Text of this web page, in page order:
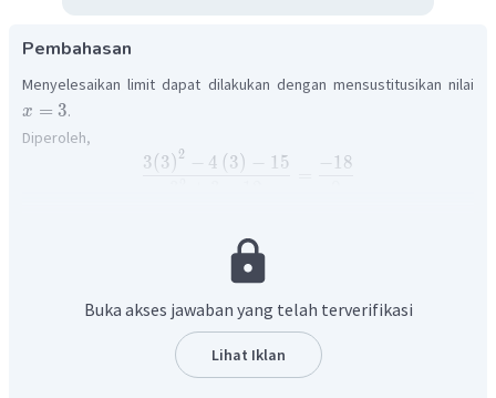
Pembahasan
Menyelesaikan limit dapat dilakukan dengan mensustitusikan nilai
x = 3.
Diperoleh,
3(3) 2 − 4 (3) − 15 − 18
Limit fungsi aljbar dapat diselesikan dengan menggunakan metode
pemfaktoran kemudian subsitusi semua variabel dengan nilai 3.
Buka akses jawaban yang telah terverifikasi
Lihat Iklan